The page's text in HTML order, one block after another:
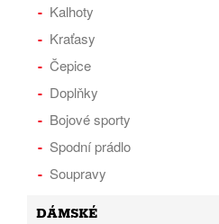
Kalhoty
Kraťasy
Čepice
Doplňky
Bojové sporty
Spodní prádlo
Soupravy
DÁMSKÉ